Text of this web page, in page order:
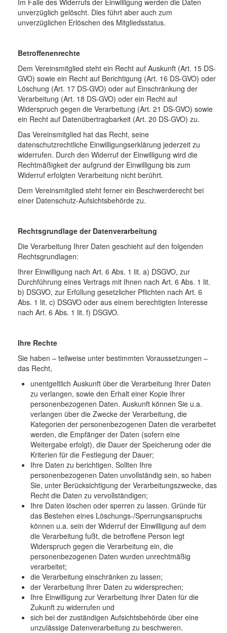
unverzüglich gelöscht. Dies führt aber auch zum
unverzüglichen Erlöschen des Mitgliedsstatus.
Betroffenenrechte
Dem Vereinsmitglied steht ein Recht auf Auskunft (Art. 15 DS-
GVO) sowie ein Recht auf Berichtigung (Art. 16 DS-GVO) oder
Löschung (Art. 17 DS-GVO) oder auf Einschränkung der
Verarbeitung (Art. 18 DS-GVO) oder ein Recht auf
Widerspruch gegen die Verarbeitung (Art. 21 DS-GVO) sowie
ein Recht auf Datenübertragbarkeit (Art. 20 DS-GVO) zu.
Das Vereinsmitglied hat das Recht, seine
datenschutzrechtliche Einwilligungserklärung jederzeit zu
widerrufen. Durch den Widerruf der Einwilligung wird die
Rechtmäßigkeit der aufgrund der Einwilligung bis zum
Widerruf erfolgten Verarbeitung nicht berührt.
Dem Vereinsmitglied steht ferner ein Beschwerderecht bei
einer Datenschutz-Aufsichtsbehörde zu.
Rechtsgrundlage der Datenverarbeitung
Die Verarbeitung Ihrer Daten geschieht auf den folgenden
Rechtsgrundlagen:
Ihrer Einwilligung nach Art. 6 Abs. 1 lit. a) DSGVO, zur
Durchführung eines Vertrags mit Ihnen nach Art. 6 Abs. 1 lit.
b) DSGVO, zur Erfüllung gesetzlicher Pflichten nach Art. 6
Abs. 1 lit. c) DSGVO oder aus einem berechtigten Interesse
nach Art. 6 Abs. 1 lit. f) DSGVO.
Ihre Rechte
Sie haben – teilweise unter bestimmten Voraussetzungen –
das Recht,
unentgeltlich Auskunft über die Verarbeitung Ihrer Daten
zu verlangen, sowie den Erhalt einer Kopie Ihrer
personenbezogenen Daten. Auskunft können Sie u.a.
verlangen über die Zwecke der Verarbeitung, die
Kategorien der personenbezogenen Daten die verarbeitet
werden, die Empfänger der Daten (sofern eine
Weitergabe erfolgt), die Dauer der Speicherung oder die
Kriterien für die Festlegung der Dauer;
Ihre Daten zu berichtigen. Sollten Ihre
personenbezogenen Daten unvollständig sein, so haben
Sie, unter Berücksichtigung der Verarbeitungszwecke, das
Recht die Daten zu vervollständigen;
Ihre Daten löschen oder sperren zu lassen. Gründe für
das Bestehen eines Löschungs-/Sperrungsanspruchs
können u.a. sein der Widerruf der Einwilligung auf dem
die Verarbeitung fußt, die betroffene Person legt
Widerspruch gegen die Verarbeitung ein, die
personenbezogenen Daten wurden unrechtmäßig
verarbeitet;
die Verarbeitung einschränken zu lassen;
der Verarbeitung Ihrer Daten zu widersprechen;
Ihre Einwilligung zur Verarbeitung Ihrer Daten für die
Zukunft zu widerrufen und
sich bei der zuständigen Aufsichtsbehörde über eine
unzulässige Datenverarbeitung zu beschweren.